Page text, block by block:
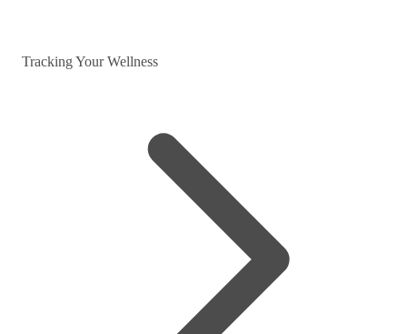
Tracking Your Wellness